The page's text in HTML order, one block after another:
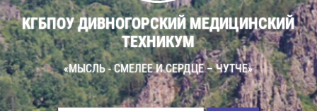
КГБПОУ ДИВНОГОРСКИЙ МЕДИЦИНСКИЙ
ТЕХНИКУМ
«МЫСЛЬ - СМЕЛЕЕ И СЕРДЦЕ – ЧУТЧЕ»